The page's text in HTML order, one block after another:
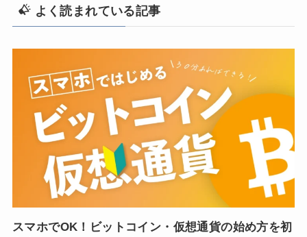
よく読まれている記事
スマホでOK！ビットコイン・仮想通貨の始め方を初